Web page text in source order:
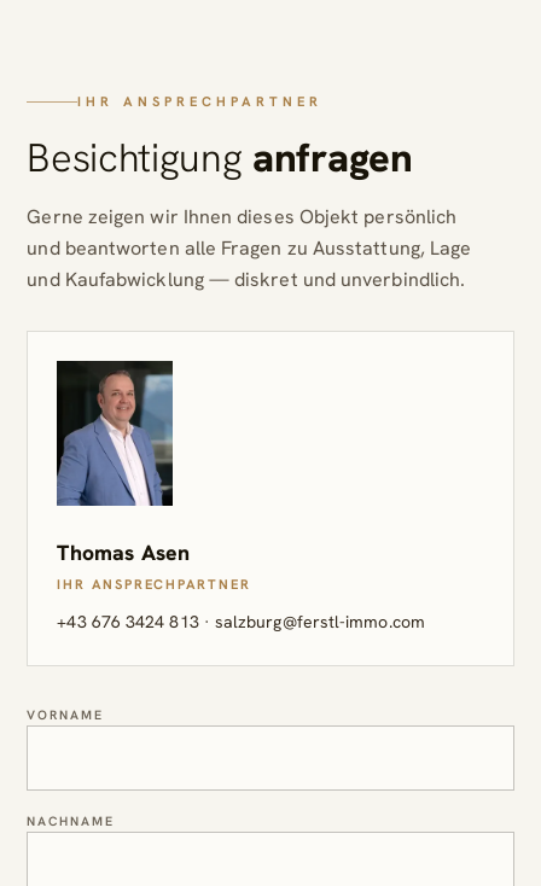
IHR ANSPRECHPARTNER
Besichtigung anfragen
Gerne zeigen wir Ihnen dieses Objekt persönlich
und beantworten alle Fragen zu Ausstattung, Lage
und Kaufabwicklung — diskret und unverbindlich.
Thomas Asen
IHR ANSPRECHPARTNER
+43 676 3424 813· salzburg@ferstl-immo.com
VORNAME
NACHNAME